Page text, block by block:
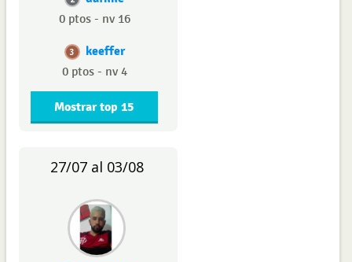
0 ptos - nv 16
3 keeffer
0 ptos - nv 4
Mostrar top 15
27/07 al 03/08